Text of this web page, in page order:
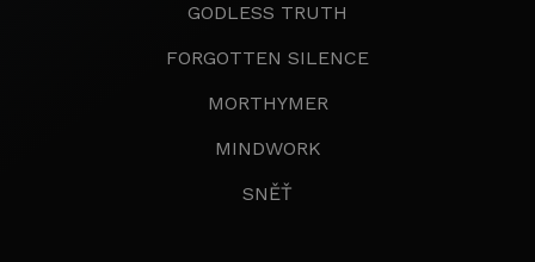
GODLESS TRUTH
FORGOTTEN SILENCE
MORTHYMER
MINDWORK
SNĚŤ